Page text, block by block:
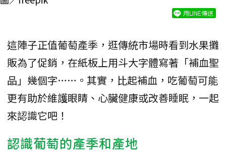
用LINE傳送
這陣子正值葡萄產季，逛傳統市場時看到水果攤
販為了促銷，在紙板上用斗大字體寫著「補血聖
品」幾個字……。其實，比起補血，吃葡萄可能
更有助於維護眼睛、心臟健康或改善睡眠，一起
來認識它吧！
認識葡萄的產季和產地